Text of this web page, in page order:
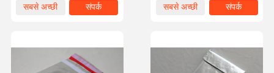
सबसे अच्छी
संपर्क
सबसे अच्छी
संपर्क